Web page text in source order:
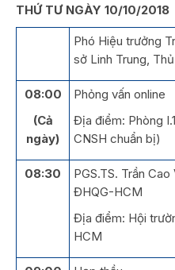
THỨ TƯ NGÀY 10/10/2018
Phó Hiệu trưởng
sở Linh Trung,
08:00
(Cả
ngày)
Phỏng vấn online
Địa điểm: Phòng
CNSH chuẩn bị)
08:30
PGS.TS. Trần
ĐHQG-HCM
Địa điểm: Hội
HCM